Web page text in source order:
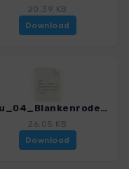
20.39 KB
Download
Teu_04_Blankenrode-Nadel-Altenauquelle_4020_7.gpx
26.05 KB
Download